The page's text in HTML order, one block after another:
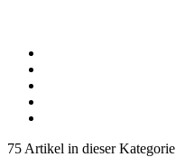
75 Artikel in dieser Kategorie